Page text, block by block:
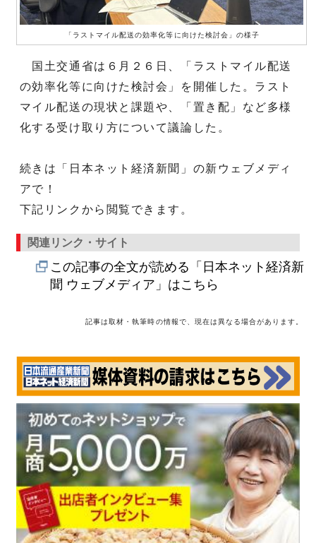
「ラストマイル配送の効率化等に向けた検討会」の様子
国土交通省は６月２６日、「ラストマイル配送
の効率化等に向けた検討会」を開催した。ラスト
マイル配送の現状と課題や、「置き配」など多様
化する受け取り方について議論した。
続きは「日本ネット経済新聞」の新ウェブメディ
アで！
下記リンクから閲覧できます。
関連リンク・サイト
この記事の全文が読める「日本ネット経済新
聞 ウェブメディア」はこちら
記事は取材・執筆時の情報で、現在は異なる場合があります。